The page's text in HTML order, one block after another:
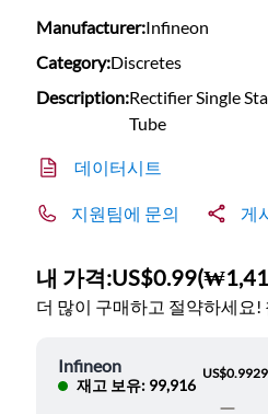
Manufacturer:Infineon
Category:Discretes
Description:Rectifier Single
Tube
데이터시트
지원팀에 문의 게
내 가격:US$0.99(
더 많이 구매하고 절약하세요!
Infineon
재고 보유: 99,916
US$0.9929